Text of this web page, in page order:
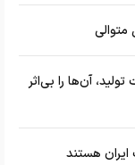
آن‌ها را بی‌اثر
هستند